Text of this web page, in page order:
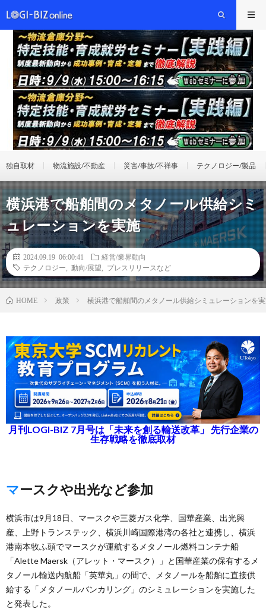
独自取材 物流施設/不動産 災害/事故/不祥事 テクノロジー/製品
横浜港で船舶間のメタノール供給シミ
ュレーションを実施
2024.09.19 06:00:41
経営/業界動向
テクノロジー
動向/展望 プレスリリースなど
HOME 政策 横浜港で船舶間のメタノール供給シミュレーションを
月刊LOGI-BIZ 7月号は「未来を創る輸送改革」 先行企業の
生存戦略を徹底取材
マースクや出光など参加
横浜市は9月18日、マースクや三菱ガス化学、国華産業、出光興
産、上野トランステック、横浜川崎国際港湾の各社と連携し、横浜
港南本牧ふ頭でマースクが運航するメタノール燃料コンテナ船
「Alette Maersk（アレット・マースク）」と国華産業の保有するメ
タノール輸送内航船「英華丸」の間で、メタノールを船舶に直接供
給する「メタノールバンカリング」のシミュレーションを実施した
と発表した。